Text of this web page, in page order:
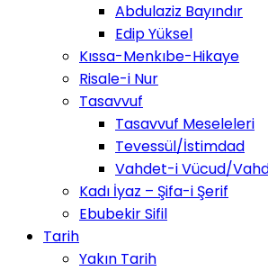
Abdulaziz Bayındır
Edip Yüksel
Kıssa-Menkıbe-Hikaye
Risale-i Nur
Tasavvuf
Tasavvuf Meseleleri
Tevessül/İstimdad
Vahdet-i Vücud/
Kadı İyaz – Şifa-i Şerif
Ebubekir Sifil
Tarih
Yakın Tarih